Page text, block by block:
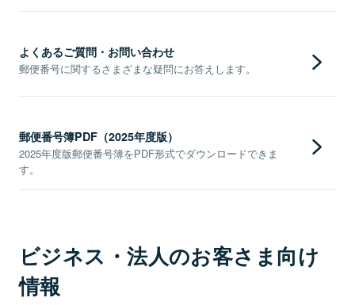
よくあるご質問・お問い合わせ
郵便番号に関するさまざまな疑問にお答えします。
郵便番号簿PDF（2025年度版）
2025年度版郵便番号簿をPDF形式でダウンロードできま
す。
ビジネス・法人のお客さま向け
情報